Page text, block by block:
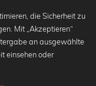
die Sicherheit zu
Mit „Akzeptieren“
an ausgewählte
einsehen oder